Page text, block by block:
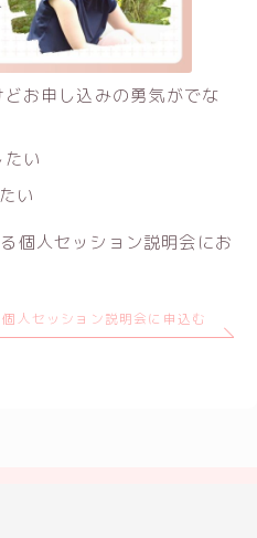
お申し込みの勇気がでな
い
い
個人セッション説明会にお
個人セッション説明会に申込む